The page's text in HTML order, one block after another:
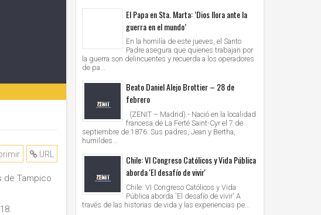
URL
de Tampico
El Papa en Sta. Marta: ‘Dios llora ante la
guerra en el mundo’
En la homilía de este jueves, el Santo
Padre asegura que quienes trabajan por
la guerra son delincuentes y recuerda a los operadores
de pa...
Beato Daniel Alejo Brottier – 28 de
febrero
(ZENIT – Madrid).- Nació en la localidad
francesa de La Ferté Saint-Cyr el 7 de
septiembre de 1876. Sus padres, Jean y Bertha,
humildes...
Chile: VI Congreso Católicos y Vida Pública
aborda 'El desafío de vivir'
Chile: VI Congreso Católicos y Vida
Pública aborda 'El desafío de vivir' A
través de las historias de vida y las experiencias pe...